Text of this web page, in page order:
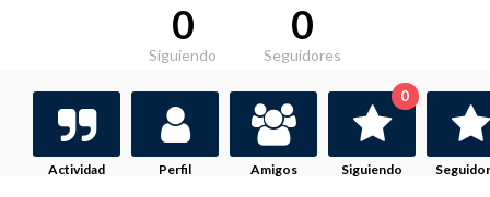
0
Siguiendo
0
Seguidores
Actividad Perfil Amigos Siguiendo
0